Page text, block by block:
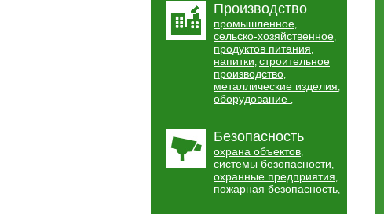
Производство
промышленное,
сельско-хозяйственное,
продуктов питания,
напитки, строительное
производство,
металлические изделия,
оборудование ,
Безопасность
охрана объектов,
системы безопасности,
охранные предприятия,
пожарная безопасность,